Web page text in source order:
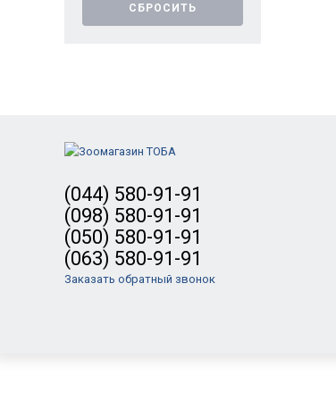
СБРОСИТЬ
(044) 580-91-91
(098) 580-91-91
(050) 580-91-91
(063) 580-91-91
Заказать обратный звонок